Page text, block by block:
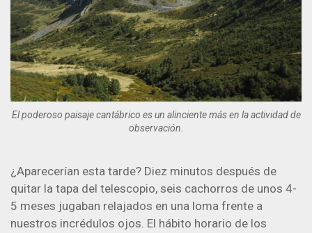
El poderoso paisaje cantábrico es un alinciente más en la actividad de
observación.
¿Aparecerían esta tarde? Diez minutos después de
quitar la tapa del telescopio, seis cachorros de unos 4-
5 meses jugaban relajados en una loma frente a
nuestros incrédulos ojos. El hábito horario de los